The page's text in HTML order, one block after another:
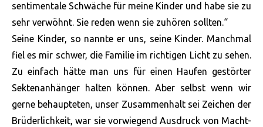
sentimentale Schwäche für meine Kinder und habe sie zu
sehr verwöhnt. Sie reden wenn sie zuhören sollten.“
Seine Kinder, so nannte er uns, seine Kinder. Manchmal
fiel es mir schwer, die Familie im richtigen Licht zu sehen.
Zu einfach hätte man uns für einen Haufen gestörter
Sektenanhänger halten können. Aber selbst wenn wir
gerne behaupteten, unser Zusammenhalt sei Zeichen der
Brüderlichkeit, war sie vorwiegend Ausdruck von Macht-